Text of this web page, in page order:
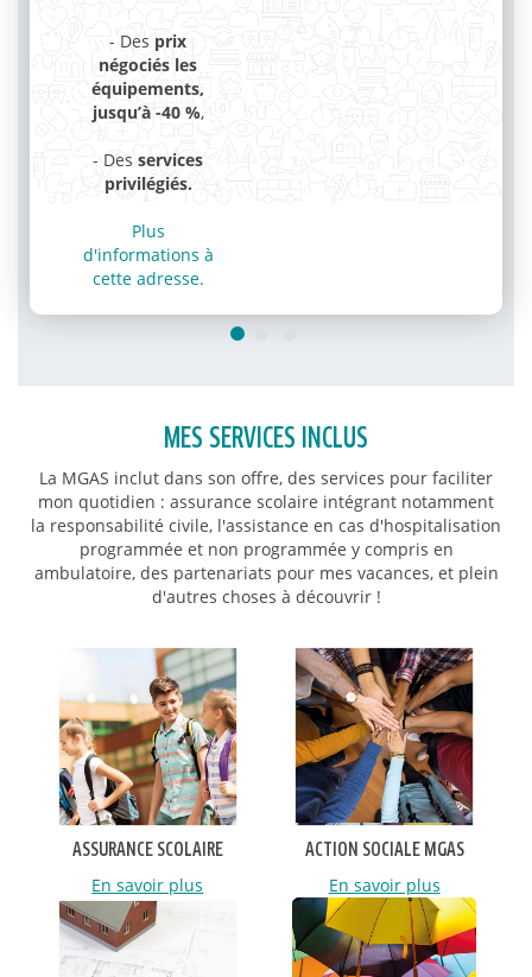
- Des prix
négociés les
équipements,
jusqu’à -40 %,
- Des services
privilégiés.
Plus
d'informations à
cette adresse.
MES SERVICES INCLUS
La MGAS inclut dans son offre, des services pour faciliter
mon quotidien : assurance scolaire intégrant notamment
la responsabilité civile, l'assistance en cas d'hospitalisation
programmée et non programmée y compris en
ambulatoire, des partenariats pour mes vacances, et plein
d'autres choses à découvrir !
ASSURANCE SCOLAIRE
En savoir plus
ACTION SOCIALE MGAS
En savoir plus